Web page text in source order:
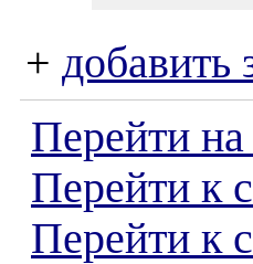
+ добавить
Перейти на
Перейти к
Перейти к